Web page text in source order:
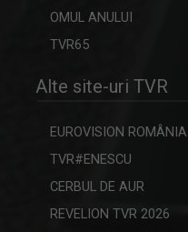
OMUL ANULUI
TVR65
Alte site-uri TVR
EUROVISION ROMÂNIA
TVR#ENESCU
CERBUL DE AUR
REVELION TVR 2026